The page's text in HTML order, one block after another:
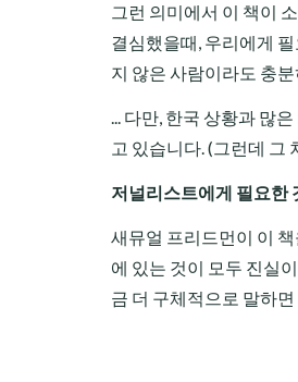
그런 의미에서 이 책이
결심했을때, 우리에게
지 않은 사람이라도 충
... 다만, 한국 상황과 많
고 있습니다. (그런데 그
저널리스트에게 필요한
새뮤얼 프리드먼이 이
에 있는 것이 모두 진실
금 더 구체적으로 말하